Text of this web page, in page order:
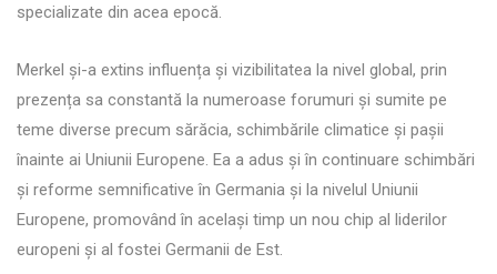
specializate din acea epocă.
Merkel și-a extins influența și vizibilitatea la nivel global, prin
prezența sa constantă la numeroase forumuri și sumite pe
teme diverse precum sărăcia, schimbările climatice și pașii
înainte ai Uniunii Europene. Ea a adus și în continuare schimbări
și reforme semnificative în Germania și la nivelul Uniunii
Europene, promovând în același timp un nou chip al liderilor
europeni și al fostei Germanii de Est.